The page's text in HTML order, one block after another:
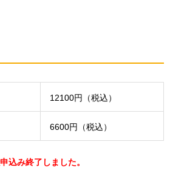
12100円（税込）
6600円（税込）
込み終了しました。